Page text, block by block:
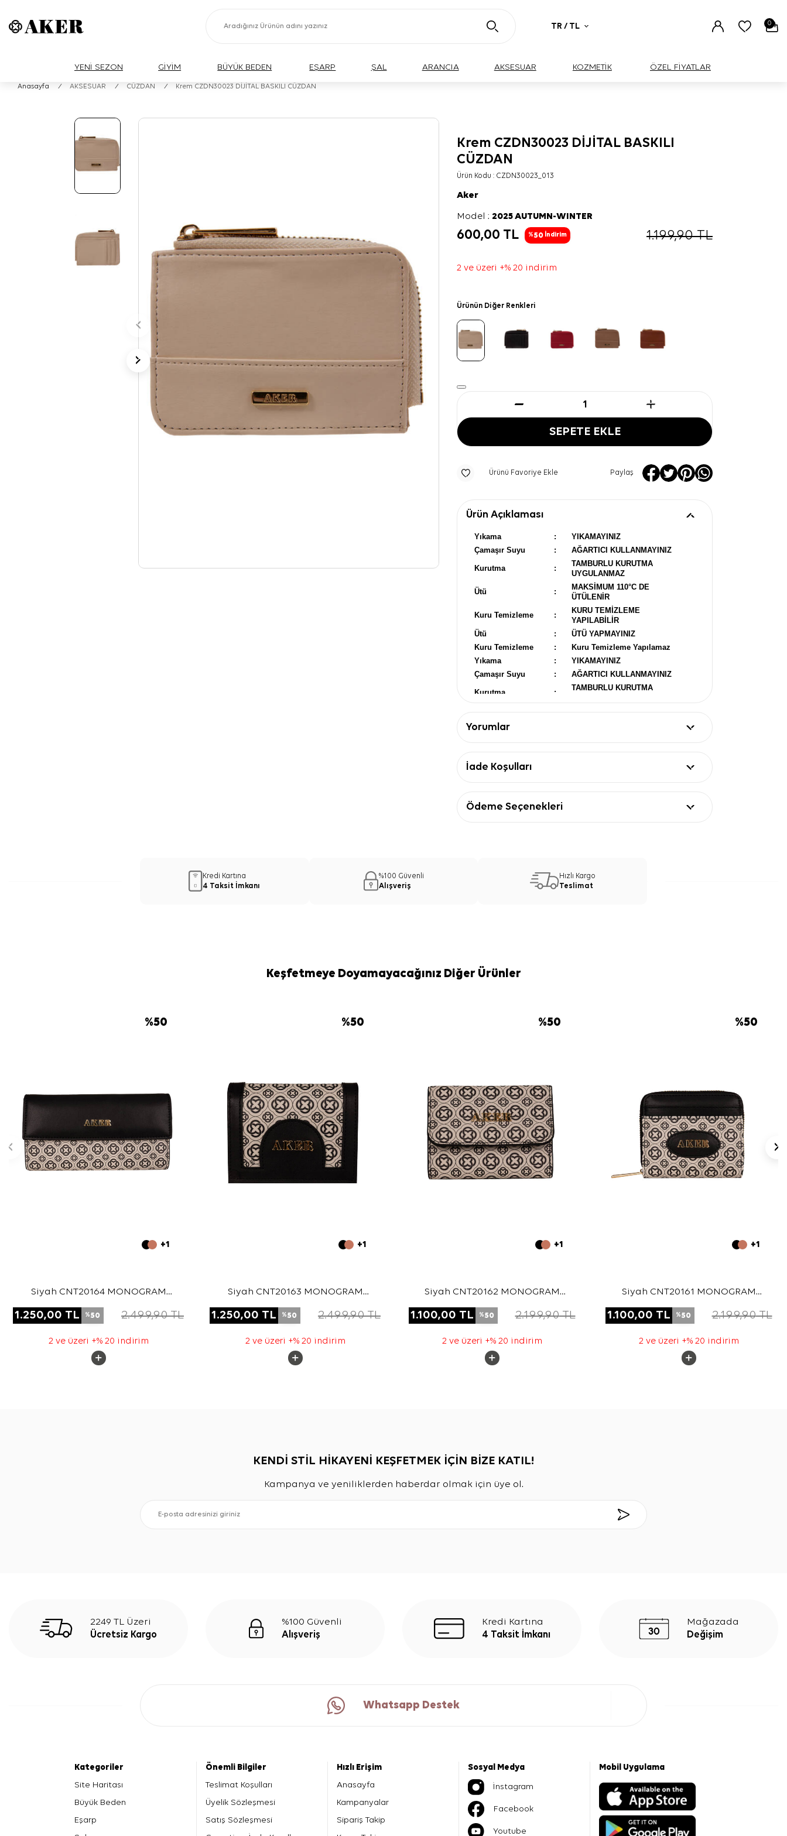
TR / TL 0
YENİ SEZON GİYİM BÜYÜK BEDEN EŞARP ŞAL ARANCIA AKSESUAR KOZMETİK ÖZEL FİYATLAR
Anasayfa / AKSESUAR / CÜZDAN / Krem CZDN30023 DİJİTAL BASKILI CÜZDAN
Krem CZDN30023 DİJİTAL BASKILI
CÜZDAN
Ürün Kodu : CZDN30023_013
Aker
Model :2025 AUTUMN-WINTER
600,00 TL %50 İndirim 1.199,90TL
2 ve üzeri +% 20 indirim
Ürünün Diğer Renkleri
SEPETE EKLE
Ürünü Favoriye Ekle Paylaş
Ürün Açıklaması
Yıkama :
YIKAMAYINIZ
Çamaşır Suyu
: AĞARTICI KULLANMAYINIZ
Kurutma :
TAMBURLU KURUTMA
UYGULANMAZ
Ütü :
MAKSİMUM 110°C DE
ÜTÜLENİR
Kuru Temizleme :
KURU TEMİZLEME
YAPILABİLİR
Ütü
:
ÜTÜ YAPMAYINIZ
Kuru Temizleme
:
Kuru Temizleme Yapılamaz
Yıkama
:
YIKAMAYINIZ
Çamaşır Suyu
: AĞARTICI KULLANMAYINIZ
Kurutma :
TAMBURLU KURUTMA
Kuru Temizleme
Yorumlar
İade Koşulları
Ödeme Seçenekleri
Kredi Kartına
4 Taksit İmkanı
%100 Güvenli
Alışveriş
Hızlı Kargo
Teslimat
Keşfetmeye Doyamayacağınız Diğer Ürünler
%50
+1
Siyah CNT20164 MONOGRAM
1.250,00 TL %50 2.499,90TL
2 ve üzeri +% 20 indirim
%50
+1
Siyah CNT20163 MONOGRAM
1.250,00 TL %50 2.499,90TL
2 ve üzeri +% 20 indirim
%50
+1
Siyah CNT20162 MONOGRAM
1.100,00 TL %50 2.199,90TL
2 ve üzeri +% 20 indirim
%50
+1
Siyah CNT20161 MONOGRAM
1.100,00 TL %50 2.199,90TL
2 ve üzeri +% 20 indirim
KENDİ STİL HİKAYENİ KEŞFETMEK İÇİN BİZE KATIL!
Kampanya ve yeniliklerden haberdar olmak için üye ol.
2249 TL Üzeri
Ücretsiz Kargo
%100 Güvenli
Alışveriş
Kredi Kartına
4 Taksit İmkanı
Mağazada
Değişim
Whatsapp Destek
Kategoriler
Site Haritası
Büyük Beden
Eşarp
Önemli Bilgiler
Teslimat Koşulları
Üyelik Sözleşmesi
Satış Sözleşmesi
Hızlı Erişim
Anasayfa
Kampanyalar
Sipariş Takip
Sosyal Medya
İnstagram
Facebook
Youtube
Mobil Uygulama